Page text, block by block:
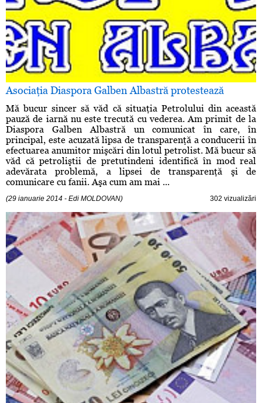
Asociaţia Diaspora Galben Albastră protestează
Mă bucur sincer să văd că situaţia Petrolului din această
pauză de iarnă nu este trecută cu vederea. Am primit de la
Diaspora Galben Albastră un comunicat în care, în
principal, este acuzată lipsa de transparenţă a conducerii în
efectuarea anumitor mişcări din lotul petrolist. Mă bucur să
văd că petroliştii de pretutindeni identifică în mod real
adevărata problemă, a lipsei de transparenţă şi de
comunicare cu fanii. Aşa cum am mai ...
(29 ianuarie 2014 - Edi MOLDOVAN) 302 vizualizări